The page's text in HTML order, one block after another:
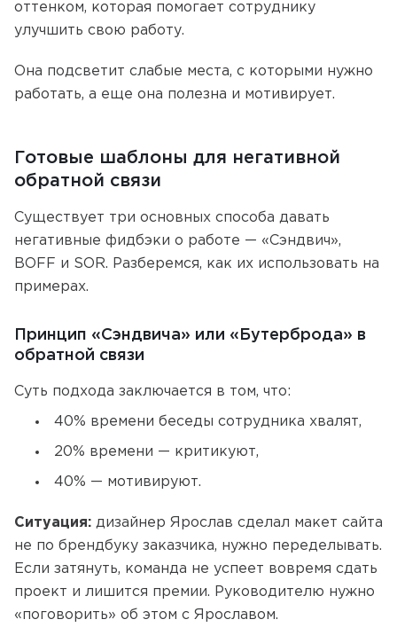
оттенком, которая помогает сотруднику
улучшить свою работу.
Она подсветит слабые места, с которыми нужно
работать, а еще она полезна и мотивирует.
Готовые шаблоны для негативной
обратной связи
Существует три основных способа давать
негативные фидбэки о работе — «Сэндвич»,
BOFF и SOR. Разберемся, как их использовать на
примерах.
Принцип «Сэндвича» или «Бутерброда» в
обратной связи
Суть подхода заключается в том, что:
40% времени беседы сотрудника хвалят,
20% времени — критикуют,
40% — мотивируют.
Ситуация: дизайнер Ярослав сделал макет сайта
не по брендбуку заказчика, нужно переделывать.
Если затянуть, команда не успеет вовремя сдать
проект и лишится премии. Руководителю нужно
«поговорить» об этом с Ярославом.